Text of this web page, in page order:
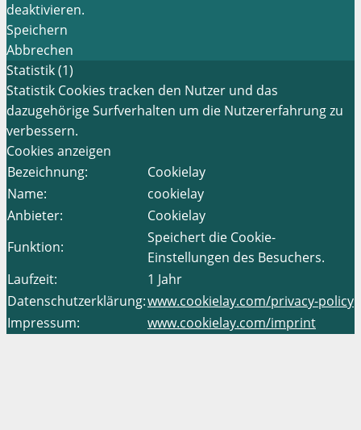
deaktivieren.
Speichern
Abbrechen
Statistik (1)
Statistik Cookies tracken den Nutzer und das
dazugehörige Surfverhalten um die Nutzererfahrung zu
verbessern.
Cookies anzeigen
Bezeichnung:
Cookielay
Name:
cookielay
Anbieter:
Cookielay
Funktion:
Speichert die Cookie-
Einstellungen des Besuchers.
Laufzeit:
1 Jahr
Datenschutzerklärung:www.cookielay.com/privacy-policy
Impressum:
www.cookielay.com/imprint